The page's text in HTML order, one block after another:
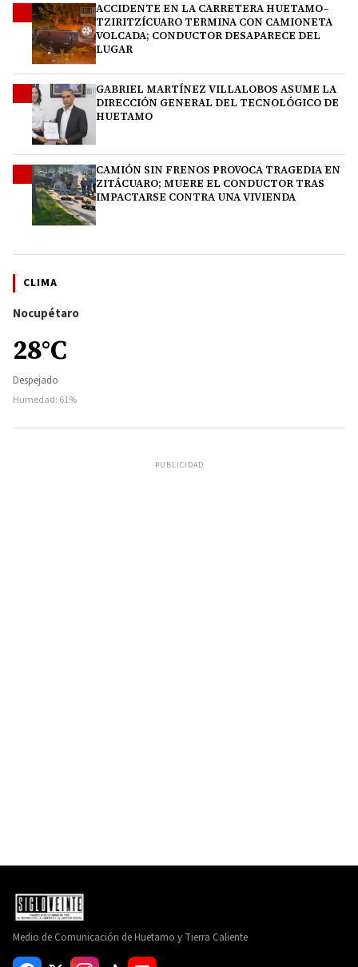
ACCIDENTE EN LA CARRETERA HUETAMO–
TZIRITZÍCUARO TERMINA CON CAMIONETA
VOLCADA; CONDUCTOR DESAPARECE DEL
LUGAR
GABRIEL MARTÍNEZ VILLALOBOS ASUME LA
DIRECCIÓN GENERAL DEL TECNOLÓGICO DE
HUETAMO
CAMIÓN SIN FRENOS PROVOCA TRAGEDIA EN
ZITÁCUARO; MUERE EL CONDUCTOR TRAS
IMPACTARSE CONTRA UNA VIVIENDA
CLIMA
Nocupétaro
28°C
Despejado
Humedad: 61%
PUBLICIDAD
Medio de Comunicación de Huetamo y Tierra Caliente